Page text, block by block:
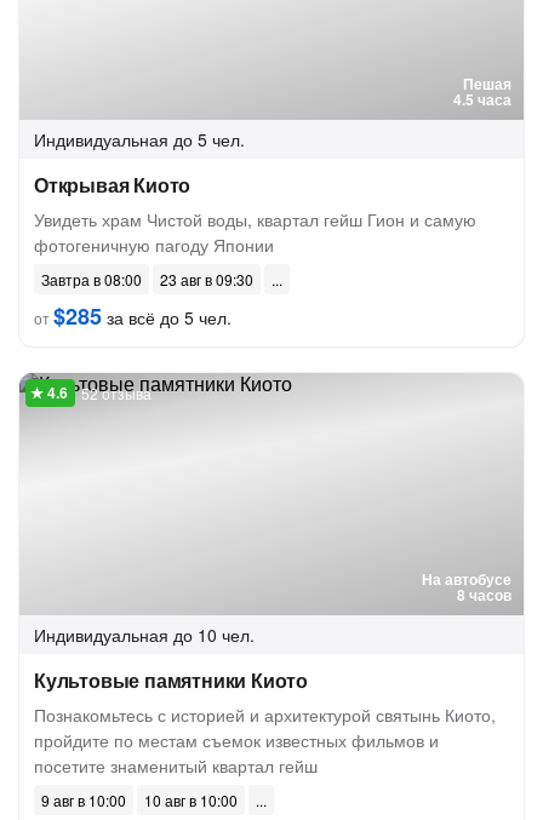
Пешая
4.5 часа
Индивидуальная до 5 чел.
Открывая Киото
Увидеть храм Чистой воды, квартал гейш Гион и самую
фотогеничную пагоду Японии
Завтра в 08:00
23 авг в 09:30
от$285 за всё до 5 чел.
На автобусе
8 часов
52 отзыва
Индивидуальная до 10 чел.
Культовые памятники Киото
Познакомьтесь с историей и архитектурой святынь Киото,
пройдите по местам съемок известных фильмов и
посетите знаменитый квартал гейш
9 авг в 10:00
10 авг в 10:00